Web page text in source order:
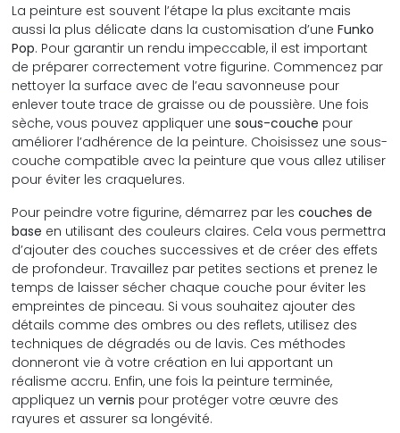
La peinture est souvent l’étape la plus excitante mais
aussi la plus délicate dans la customisation d’uneFunko
Pop. Pour garantir un rendu impeccable, il est important
de préparer correctement votre figurine. Commencez par
nettoyer la surface avec de l’eau savonneuse pour
enlever toute trace de graisse ou de poussière. Une fois
sèche, vous pouvez appliquer unesous-couche pour
améliorer l’adhérence de la peinture. Choisissez une sous-
couche compatible avec la peinture que vous allez utiliser
pour éviter les craquelures.
Pour peindre votre figurine, démarrez par lescouches de
base en utilisant des couleurs claires. Cela vous permettra
d’ajouter des couches successives et de créer des effets
de profondeur. Travaillez par petites sections et prenez le
temps de laisser sécher chaque couche pour éviter les
empreintes de pinceau. Si vous souhaitez ajouter des
détails comme des ombres ou des reflets, utilisez des
techniques de dégradés ou de lavis. Ces méthodes
donneront vie à votre création en lui apportant un
réalisme accru. Enfin, une fois la peinture terminée,
appliquez unvernis pour protéger votre œuvre des
rayures et assurer sa longévité.